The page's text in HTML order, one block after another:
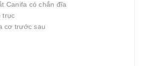
Canifa có chắn đĩa
trục
cơ trước sau